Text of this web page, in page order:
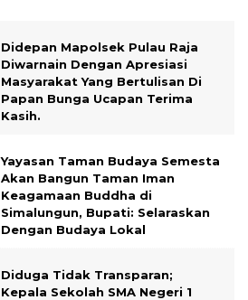
Didepan Mapolsek Pulau Raja
Diwarnain Dengan Apresiasi
Masyarakat Yang Bertulisan Di
Papan Bunga Ucapan Terima
Kasih.
Yayasan Taman Budaya Semesta
Akan Bangun Taman Iman
Keagamaan Buddha di
Simalungun, Bupati: Selaraskan
Dengan Budaya Lokal
Diduga Tidak Transparan;
Kepala Sekolah SMA Negeri 1